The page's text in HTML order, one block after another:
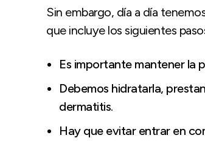
Sin embargo, día a día
que incluye los siguientes
Es importante mantener la
Debemos hidratarla,
dermatitis.
Hay que evitar entrar en